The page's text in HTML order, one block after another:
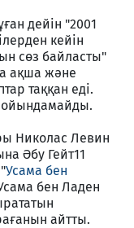
дейін "2001
кейін
сөз байласты"
ақша және
таққан еді.
Николас Левин
Әбу Гейт11
Усама бен
бен Ладен
айтты.